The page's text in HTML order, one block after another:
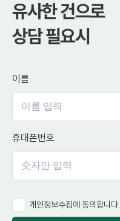
유사한 건으로
상담 필요시
이름
휴대폰번호
개인정보수집에 동의합니다.